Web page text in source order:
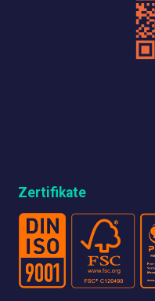
Zertifikate